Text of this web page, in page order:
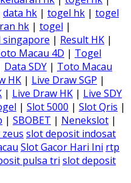
data hk | togel hk | togel
hk | togel |
singapore | Result HK |
Macau 4D | Togel
Data SDY | Toto Macau
HK | Live Draw SGP |
| Live Draw HK | Live SDY
| Slot 5000 | Slot Qris |
| SBOBET | Nenekslot |
slot deposit indosat
Slot Gacor Hari Ini rtp
pulsa tri slot deposit